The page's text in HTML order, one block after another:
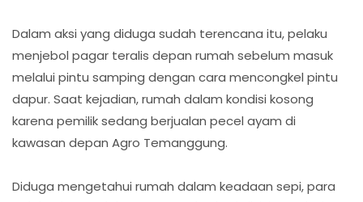
Dalam aksi yang diduga sudah terencana itu, pelaku
menjebol pagar teralis depan rumah sebelum masuk
melalui pintu samping dengan cara mencongkel pintu
dapur. Saat kejadian, rumah dalam kondisi kosong
karena pemilik sedang berjualan pecel ayam di
kawasan depan Agro Temanggung.
Diduga mengetahui rumah dalam keadaan sepi, para